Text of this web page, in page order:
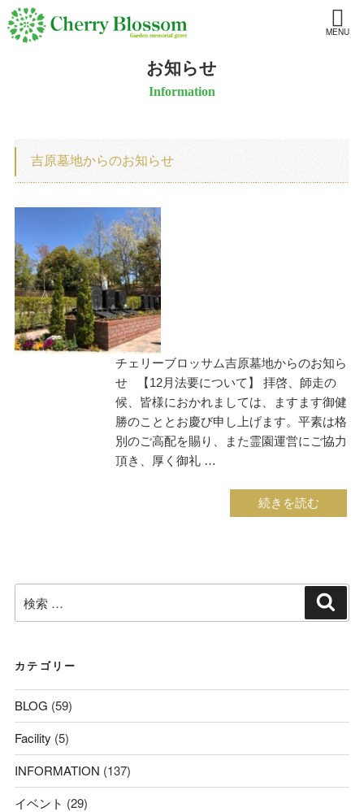
MENU
お知らせ
Information
吉原墓地からのお知らせ
チェリーブロッサム吉原墓地からのお知ら
せ 【12月法要について】 拝啓、師走の
候、皆様におかれましては、ますます御健
勝のこととお慶び申し上げます。平素は格
別のご高配を賜り、また霊園運営にご協力
頂き、厚く御礼 …
“吉
か
の
続きを読む
検
索:
カテゴリー
BLOG (59)
Facility (5)
INFORMATION (137)
イベント (29)